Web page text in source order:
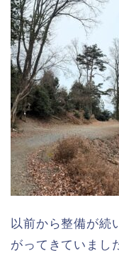
以前から整備が続
がってきていまし